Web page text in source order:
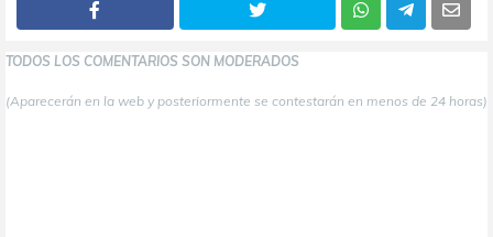
TODOS LOS COMENTARIOS SON MODERADOS
(Aparecerán en la web y posteriormente se contestarán en menos de 24 horas)